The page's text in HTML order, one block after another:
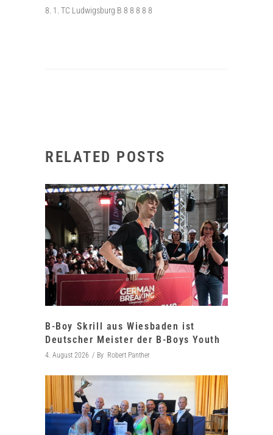
8. 1. TC Ludwigsburg B 8 8 8 8 8
RELATED POSTS
B-Boy Skrill aus Wiesbaden ist
Deutscher Meister der B-Boys Youth
4. August 2026 By Robert Panther